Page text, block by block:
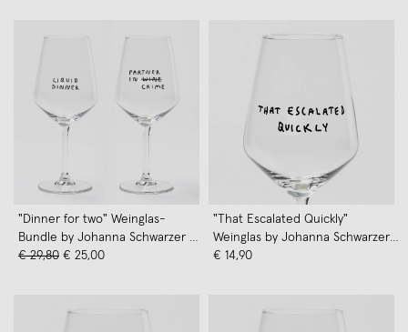
"Dinner for two" Weinglas-
Bundle by Johanna Schwarzer ×
selekkt
€ 29,80 € 25,00
"That Escalated Quickly"
Weinglas by Johanna Schwarzer
× selekkt
€ 14,90